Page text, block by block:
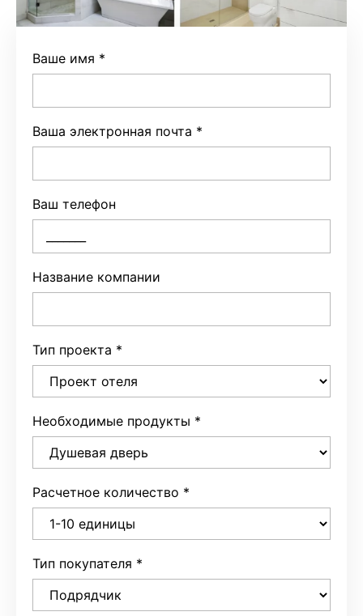
Ваше имя *
Ваша электронная почта *
Ваш телефон
Название компании
Тип проекта *
Необходимые продукты *
Расчетное количество *
Тип покупателя *